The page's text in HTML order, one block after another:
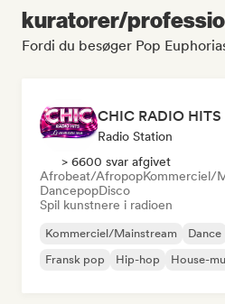
kuratorer/
Fordi du besøger Pop
CHIC RADIO HITS
Radio Station
> 6600 svar afgivet
Afrobeat/AfropopKommerciel/
DancepopDisco
Spil kunstnere i radioen
Kommerciel/Mainstream Dance
Fransk pop
Hip-hop House-